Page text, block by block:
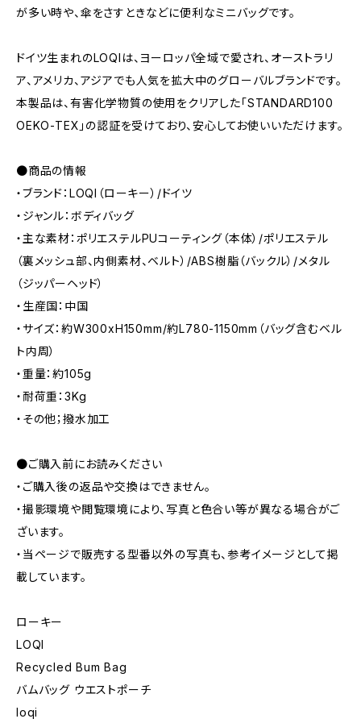
が多い時や、傘をさすときなどに便利なミニバッグです。
ドイツ生まれのLOQIは、ヨーロッパ全域で愛され、オーストラリ
ア、アメリカ、アジアでも人気を拡大中のグローバルブランドです。
本製品は、有害化学物質の使用をクリアした「STANDARD100
OEKO-TEX」の認証を受けており、安心してお使いいただけます。
●商品の情報
・ブランド：LOQI（ローキー）/ドイツ
・ジャンル：ボディバッグ
・主な素材：ポリエステルPUコーティング（本体）/ポリエステル
（裏メッシュ部、内側素材、ベルト）/ABS樹脂（バックル）/メタル
（ジッパーヘッド）
・生産国：中国
・サイズ：約W300xH150mm/約L780-1150mm（バッグ含むベル
ト内周）
・重量：約105g
・耐荷重：3Kg
・その他；撥水加工
●ご購入前にお読みください
・ご購入後の返品や交換はできません。
・撮影環境や閲覧環境により、写真と色合い等が異なる場合がご
ざいます。
・当ページで販売する型番以外の写真も、参考イメージとして掲
載しています。
ローキー
LOQI
Recycled Bum Bag
バムバッグ ウエストポーチ
loqi